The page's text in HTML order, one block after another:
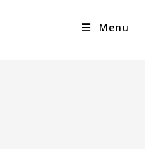
Menu